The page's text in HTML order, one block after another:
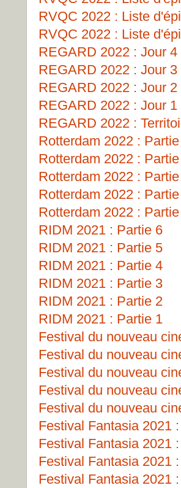
RVQC 2022 : Liste
RVQC 2022 : Liste
REGARD 2022 : Jour 4
REGARD 2022 : Jour 3
REGARD 2022 : Jour 2
REGARD 2022 : Jour 1
REGARD 2022 :
Rotterdam 2022 :
Rotterdam 2022 :
Rotterdam 2022 :
Rotterdam 2022 :
Rotterdam 2022 :
RIDM 2021 : Partie 6
RIDM 2021 : Partie 5
RIDM 2021 : Partie 4
RIDM 2021 : Partie 3
RIDM 2021 : Partie 2
RIDM 2021 : Partie 1
Festival du nouveau
Festival du nouveau
Festival du nouveau
Festival du nouveau
Festival du nouveau
Festival Fantasia 2021
Festival Fantasia 2021
Festival Fantasia 2021
Festival Fantasia 2021